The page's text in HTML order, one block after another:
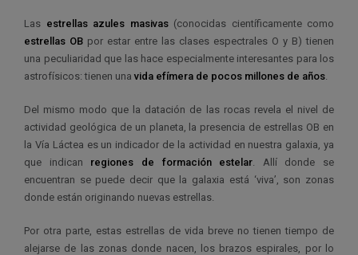
Las estrellas azules masivas(conocidas científicamente como
estrellas OB por estar entre las clases espectrales O y B) tienen
una peculiaridad que las hace especialmente interesantes para los
astrofísicos: tienen una vida efímera de pocos millones de años
Del mismo modo que la datación de las rocas revela el nivel de
actividad geológica de un planeta, la presencia de estrellas OB en
la Vía Láctea es un indicador de la actividad en nuestra galaxia, ya
que indican regiones de formación estelar . Allí donde se
encuentran se puede decir que la galaxia está ‘viva’, son zonas
donde están originando nuevas estrellas.
Por otra parte, estas estrellas de vida breve no tienen tiempo de
alejarse de las zonas donde nacen, los brazos espirales, por lo